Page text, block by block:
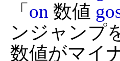
「 on 数値
ンジャンプ
数値がマイ